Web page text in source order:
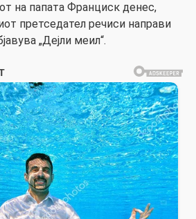
на папата Франциск денес,
претседател речиси направи
„Дејли меил“.